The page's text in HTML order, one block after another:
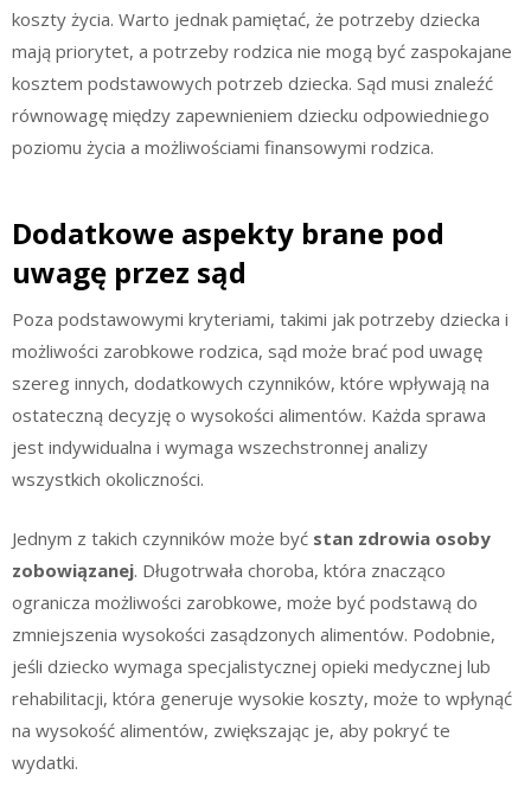
koszty życia. Warto jednak pamiętać, że potrzeby dziecka
mają priorytet, a potrzeby rodzica nie mogą być zaspokajane
kosztem podstawowych potrzeb dziecka. Sąd musi znaleźć
równowagę między zapewnieniem dziecku odpowiedniego
poziomu życia a możliwościami finansowymi rodzica.
Dodatkowe aspekty brane pod
uwagę przez sąd
Poza podstawowymi kryteriami, takimi jak potrzeby dziecka i
możliwości zarobkowe rodzica, sąd może brać pod uwagę
szereg innych, dodatkowych czynników, które wpływają na
ostateczną decyzję o wysokości alimentów. Każda sprawa
jest indywidualna i wymaga wszechstronnej analizy
wszystkich okoliczności.
Jednym z takich czynników może być stan zdrowia osoby
zobowiązanej. Długotrwała choroba, która znacząco
ogranicza możliwości zarobkowe, może być podstawą do
zmniejszenia wysokości zasądzonych alimentów. Podobnie,
jeśli dziecko wymaga specjalistycznej opieki medycznej lub
rehabilitacji, która generuje wysokie koszty, może to wpłynąć
na wysokość alimentów, zwiększając je, aby pokryć te
wydatki.